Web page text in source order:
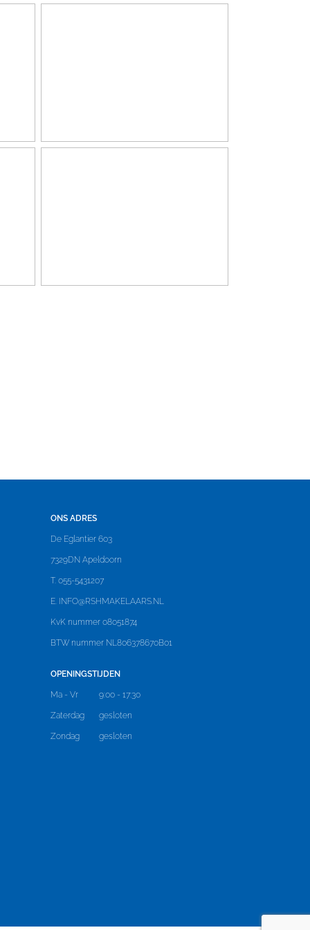
ONS ADRES
De Eglantier 603
7329DN Apeldoorn
T. 055-5431207
E. INFO@RSHMAKELAARS.NL
KvK nummer 08051874
BTW nummer NL806378670B01
OPENINGSTIJDEN
Ma - Vr 9:00 - 17:30
Zaterdag gesloten
Zondag gesloten